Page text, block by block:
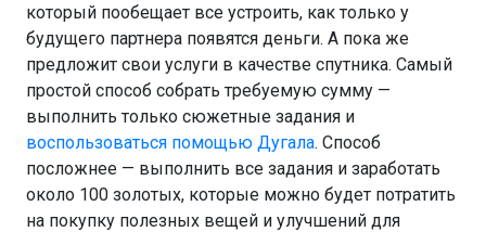
который пообещает все устроить, как только у
будущего партнера появятся деньги. А пока же
предложит свои услуги в качестве спутника. Самый
простой способ собрать требуемую сумму —
выполнить только сюжетные задания и
воспользоваться помощью Дугала. Способ
посложнее — выполнить все задания и заработать
около 100 золотых, которые можно будет потратить
на покупку полезных вещей и улучшений для